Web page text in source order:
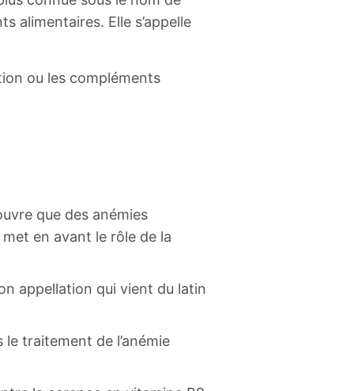
alimentaires. Elle s’appelle
ou les compléments
que des anémies
met en avant le rôle de la
appellation qui vient du latin
traitement de l’anémie